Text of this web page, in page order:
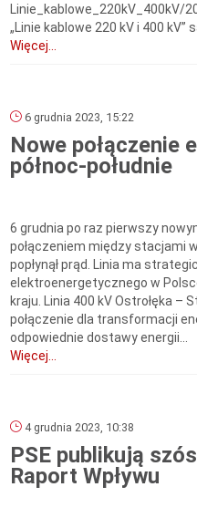
Linie_kablowe_220kV_400kV/
„Linie kablowe 220 kV i 400 kV”
Więcej...
6 grudnia 2023, 15:22
Nowe połączenie
północ-południe
6 grudnia po raz pierwszy
połączeniem między stacjami
popłynął prąd. Linia ma
elektroenergetycznego w
kraju. Linia 400 kV Ostrołęka –
połączenie dla transformacji
odpowiednie dostawy energii...
Więcej...
4 grudnia 2023, 10:38
PSE publikują
Raport Wpływu